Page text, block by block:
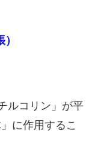
ルコリン」が平
に作用するこ